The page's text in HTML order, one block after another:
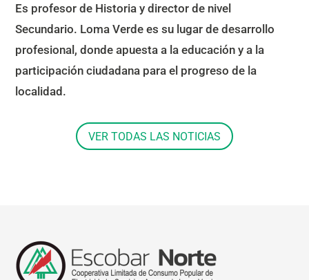
Es profesor de Historia y director de nivel
Secundario. Loma Verde es su lugar de desarrollo
profesional, donde apuesta a la educación y a la
participación ciudadana para el progreso de la
localidad.
VER TODAS LAS NOTICIAS